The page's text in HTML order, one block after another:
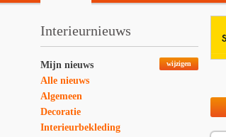
Interieurnieuws
wijzigen
Mijn nieuws
Alle nieuws
Algemeen
Decoratie
Interieurbekleding